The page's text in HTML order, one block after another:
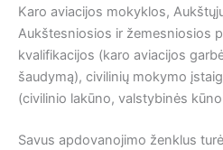
Karo aviacijos mokyklos,
Aukštesniosios ir žemesniosios
kvalifikacijos (karo aviacijos
šaudymą), civilinių mokymo
(civilinio lakūno, valstybinės
Savus apdovanojimo ženklus